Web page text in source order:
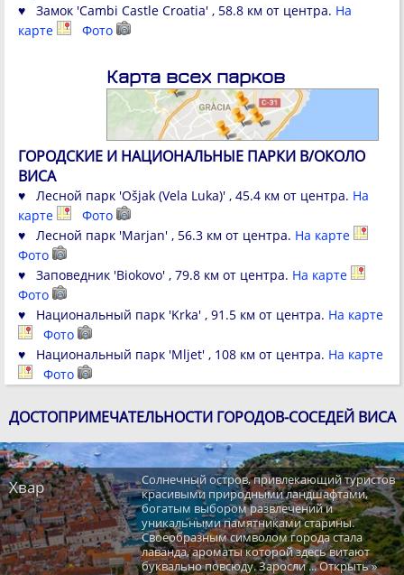
♥ Замок 'Cambi Castle Croatia' , 58.8 км от центра. На
карте
Фото
Карта всех парков
ГОРОДСКИЕ И НАЦИОНАЛЬНЫЕ ПАРКИ В/ОКОЛО
ВИСА
♥ Лесной парк 'Ošjak (Vela Luka)' , 45.4 км от центра. На
карте
Фото
♥ Лесной парк 'Marjan' , 56.3 км от центра. На карте
Фото
♥ Заповедник 'Biokovo' , 79.8 км от центра. На карте
Фото
♥ Национальный парк 'Krka' , 91.5 км от центра. На карте
Фото
♥ Национальный парк 'Mljet' , 108 км от центра. На карте
Фото
ДОСТОПРИМЕЧАТЕЛЬНОСТИ ГОРОДОВ-СОСЕДЕЙ ВИСА
Хвар
Солнечный остров, привлекающий туристов
красивыми природными ландшафтами,
богатым выбором развлечений и
уникальными памятниками старины.
Своеобразным символом города стала
лаванда, ароматы которой здесь витают
буквально повсюду. Заросли ... Открыть »